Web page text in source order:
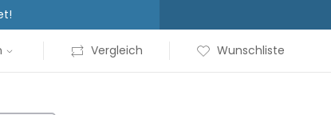
Vergleich Wunschliste